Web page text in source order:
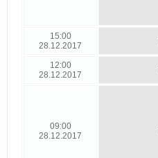
15:00
28.12.2017
12:00
28.12.2017
09:00
28.12.2017